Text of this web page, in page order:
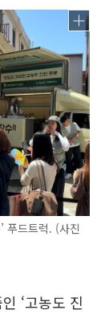
푸드트럭. (사진
‘고농도 진